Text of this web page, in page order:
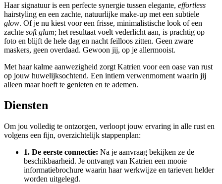
Haar signatuur is een perfecte synergie tussen elegante, effortless
hairstyling en een zachte, natuurlijke make-up met een subtiele
glow. Of je nu kiest voor een frisse, minimalistische look of een
zachte soft glam; het resultaat voelt vederlicht aan, is prachtig op
foto en blijft de hele dag en nacht feilloos zitten. Geen zware
maskers, geen overdaad. Gewoon jij, op je allermooist.
Met haar kalme aanwezigheid zorgt Katrien voor een oase van rust
op jouw huwelijksochtend. Een intiem verwenmoment waarin jij
alleen maar hoeft te genieten en te ademen.
Diensten
Om jou volledig te ontzorgen, verloopt jouw ervaring in alle rust en
volgens een fijn, overzichtelijk stappenplan:
1. De eerste connectie: Na je aanvraag bekijken ze de
beschikbaarheid. Je ontvangt van Katrien een mooie
informatiebrochure waarin haar werkwijze en tarieven helder
worden uitgelegd.